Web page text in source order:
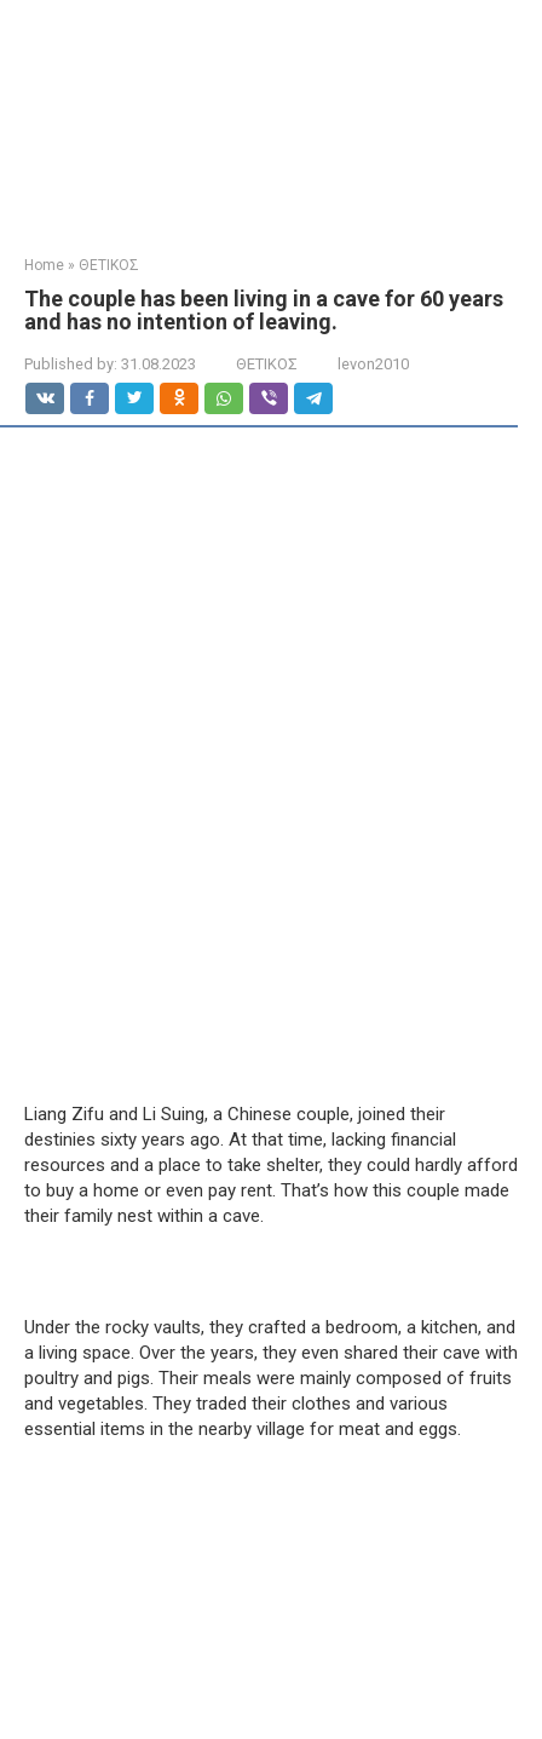
Home » ΘΕΤΙΚΟΣ
The couple has been living in a cave for 60 years
and has no intention of leaving.
Published by: 31.08.2023 ΘΕΤΙΚΟΣ levon2010
Liang Zifu and Li Suing, a Chinese couple, joined their
destinies sixty years ago. At that time, lacking financial
resources and a place to take shelter, they could hardly afford
to buy a home or even pay rent. That’s how this couple made
their family nest within a cave.
Under the rocky vaults, they crafted a bedroom, a kitchen, and
a living space. Over the years, they even shared their cave with
poultry and pigs. Their meals were mainly composed of fruits
and vegetables. They traded their clothes and various
essential items in the nearby village for meat and eggs.